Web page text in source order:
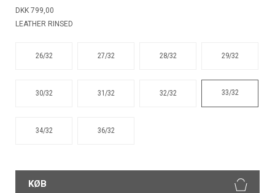
DKK 799,00
LEATHER RINSED
26/32 27/32 28/32 29/32
30/32 31/32 32/32 33/32
34/32 36/32
KØB